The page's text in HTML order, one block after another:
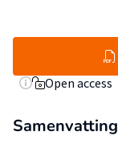
Open access
Samenvatting